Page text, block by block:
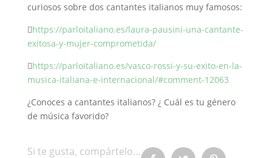
curiosos sobre dos cantantes italianos muy famosos:
https://parloitaliano.es/laura-pausini-una-cantante-
exitosa-y-mujer-comprometida/
https://parloitaliano.es/vasco-rossi-y-su-exito-en-la-
musica-italiana-e-internacional/#comment-12063
¿Conoces a cantantes italianos? ¿ Cuál es tu género
de música favorido?